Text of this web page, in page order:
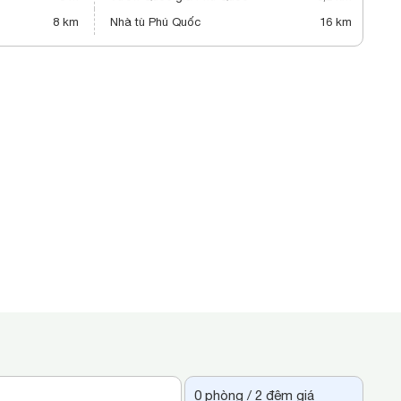
8 km Nhà tù Phú Quốc 16 km
0 phòng / 2 đêm giá